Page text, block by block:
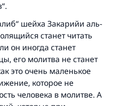
шейха Закарийи аль-
станет читать
он иногда станет
его молитва не станет
это очень маленькое
которое не
человека в молитве. А